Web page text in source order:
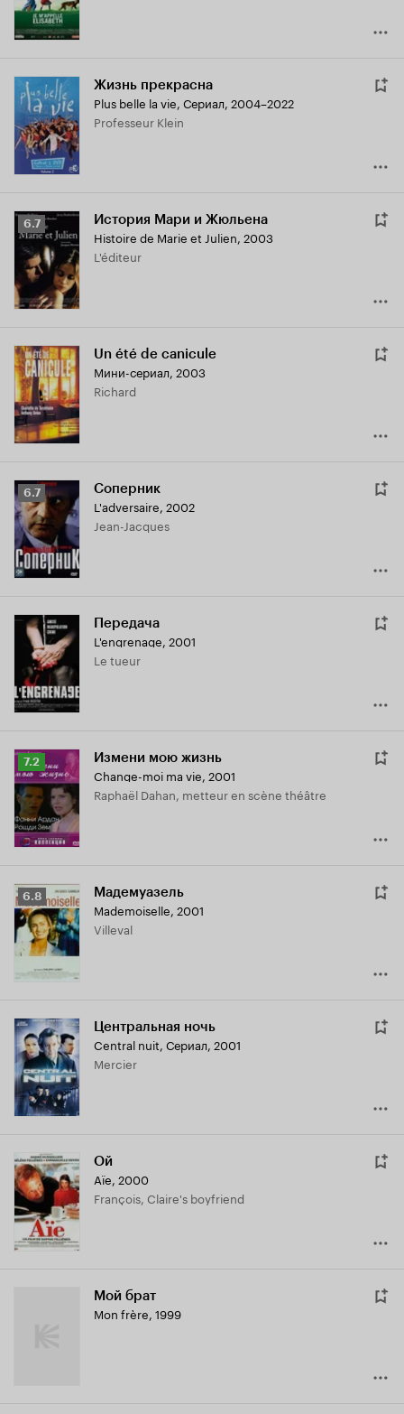
Жизнь прекрасна
Plus belle la vie, Сериал, 2004–2022
Professeur Klein
Рейтинг
Кинопоиска
6.7
6.7 История Мари и Жюльена
Histoire de Marie et Julien, 2003
L'éditeur
Un été de canicule
Мини-сериал, 2003
Richard
Рейтинг
Кинопоиска
6.7
6.7 Соперник
L'adversaire, 2002
Jean-Jacques
Передача
L'engrenage, 2001
Le tueur
Рейтинг
Кинопоиска
7.2
7.2 Измени мою жизнь
Change-moi ma vie, 2001
Raphaël Dahan, metteur en scène théâtre
Рейтинг
Кинопоиска
6.8
6.8 Мадемуазель
Mademoiselle, 2001
Villeval
Центральная ночь
Central nuit, Сериал, 2001
Mercier
Ой
Aïe, 2000
François, Claire's boyfriend
Мой брат
Mon frère, 1999